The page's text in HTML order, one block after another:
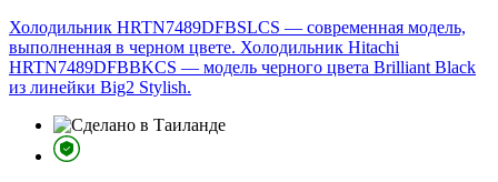
Холодильник HRTN7489DFBSLCS — современная модель,
выполненная в черном цвете. Холодильник Hitachi
HRTN7489DFBBKCS — модель черного цвета Brilliant Black
из линейки Big2 Stylish.